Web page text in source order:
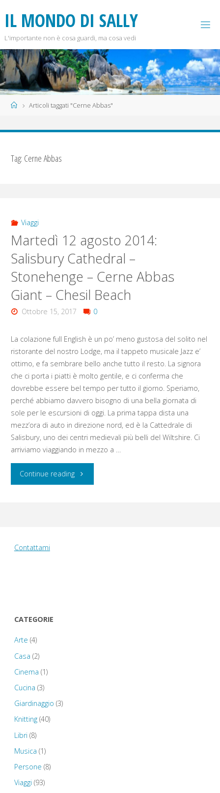
contenuto
IL MONDO DI SALLY
L'importante non è cosa guardi, ma cosa vedi
HomeArticoli taggati "Cerne Abbas"
Tag: Cerne Abbas
Viaggi
Martedì 12 agosto 2014:
Salisbury Cathedral –
Stonehenge – Cerne Abbas
Giant – Chesil Beach
Ottobre 15, 2017 0
La colazione full English è un po’ meno gustosa del solito nel
ristorante del nostro Lodge, ma il tappeto musicale Jazz e’
ottimo, e fa sembrare bello anche tutto il resto. La signora
che ci porta i piatti è molto gentile, e ci conferma che
dovrebbe essere bel tempo per tutto il giorno. Speriamo,
perché abbiamo davvero bisogno di una bella giornata di
sole per le escursioni di oggi. La prima tappa dista una
mezz’ora di auto in direzione nord, ed è la Cattedrale di
Salisbury, uno dei centri medievali più belli del Wiltshire. Ci
arriviamo viaggiando in mezzo a …
Continue reading"Martedì
Contattami
CATEGORIE
Arte (4)
Casa (2)
Cinema (1)
Cucina (3)
Giardinaggio (3)
Knitting(40)
Libri (8)
Musica (1)
Persone (8)
Viaggi (93)